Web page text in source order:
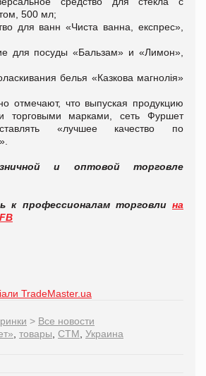
500 мл;
для ванн «Чиста ванна, експрес»,
для посуды «Бальзам» и «Лимон»,
белья «Казкова магнолія»
отмечают, что выпуская продукцию
торговыми марками, сеть Фуршет
«лучшее качество по
и оптовой торговле
к профессионалам торговли на
TradeMaster.ua
> Все новости
, товары, СТМ, Украина